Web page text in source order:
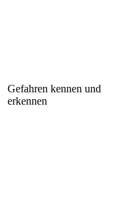
Gefahren kennen und
erkennen